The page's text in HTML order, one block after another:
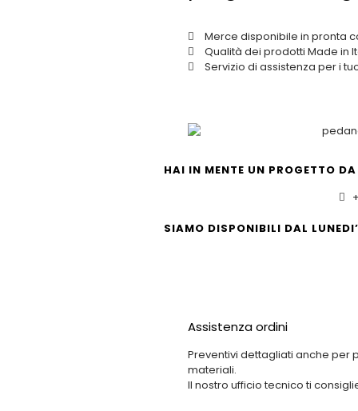
Merce disponibile in pronta
Qualità dei prodotti Made in
Servizio di assistenza per i
HAI IN MENTE UN PROGETTO
SIAMO DISPONIBILI DAL
Assistenza ordini
Preventivi dettagliati anche per
materiali.
Il nostro ufficio tecnico ti